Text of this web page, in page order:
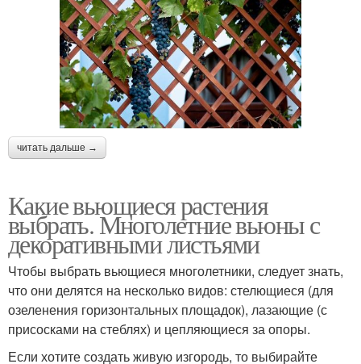
читать дальше →
Какие вьющиеся растения
выбрать. Многолетние вьюны с
декоративными листьями
Чтобы выбрать вьющиеся многолетники, следует знать,
что они делятся на несколько видов: стелющиеся (для
озеленения горизонтальных площадок), лазающие (с
присосками на стеблях) и цепляющиеся за опоры.
Если хотите создать живую изгородь, то выбирайте